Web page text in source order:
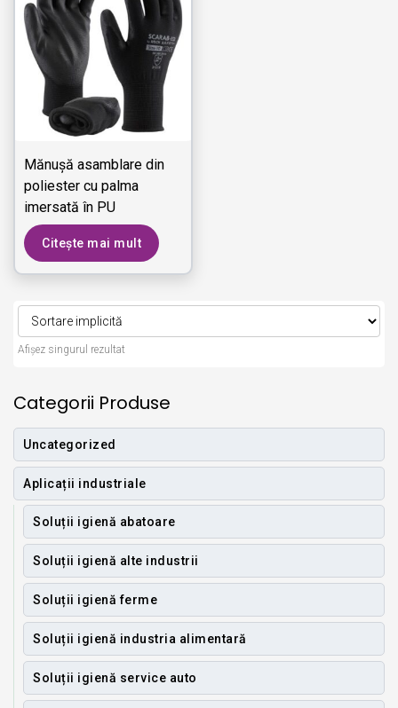
Mănușă asamblare din
poliester cu palma
imersată în PU
Citește mai mult
Afișez singurul rezultat
Categorii Produse
Uncategorized
Aplicații industriale
Soluții igienă abatoare
Soluții igienă alte industrii
Soluții igienă ferme
Soluții igienă industria alimentară
Soluții igienă service auto